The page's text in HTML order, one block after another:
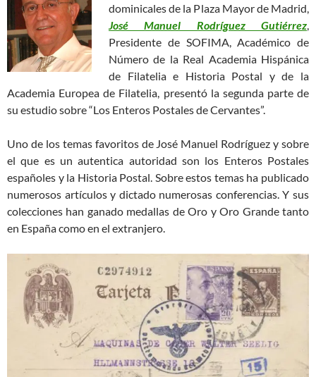
dominicales de la Plaza Mayor de Madrid,
José Manuel Rodríguez Gutiérrez,
Presidente de SOFIMA, Académico de
Número de la Real Academia Hispánica
de Filatelia e Historia Postal y de la
Academia Europea de Filatelia, presentó la segunda parte de
su estudio sobre “Los Enteros Postales de Cervantes”.
Uno de los temas favoritos de José Manuel Rodríguez y sobre
el que es un autentica autoridad son los Enteros Postales
españoles y la Historia Postal. Sobre estos temas ha publicado
numerosos artículos y dictado numerosas conferencias. Y sus
colecciones han ganado medallas de Oro y Oro Grande tanto
en España como en el extranjero.